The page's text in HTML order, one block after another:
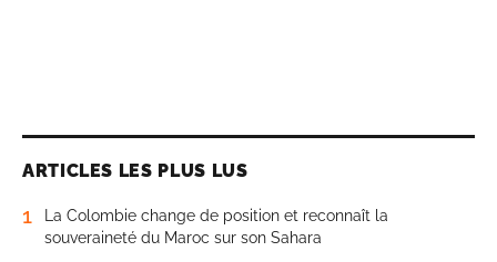
ARTICLES LES PLUS LUS
1
La Colombie change de position et reconnaît la
souveraineté du Maroc sur son Sahara